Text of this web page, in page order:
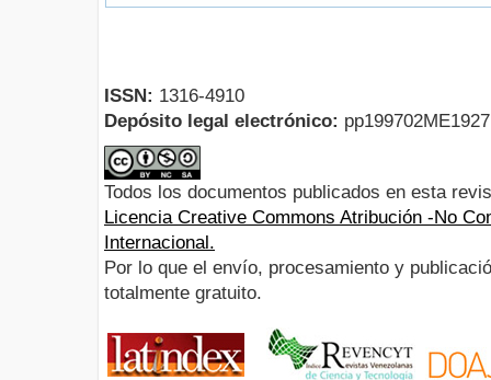
ISSN: 1316-4910
Depósito legal electrónico:
Todos los documentos publicados en esta
Licencia Creative Commons Atribución -No
Internacional.
Por lo que el envío, procesamiento y
totalmente gratuito.